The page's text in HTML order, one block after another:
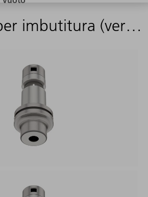
Punzone per imbutitura (verso l'alto)